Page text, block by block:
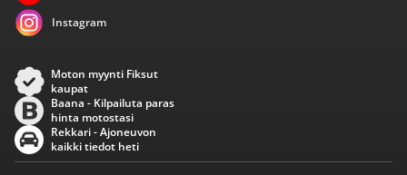
Instagram
Moton myynti Fiksut
kaupat
Baana - Kilpailuta paras
hinta motostasi
Rekkari - Ajoneuvon
kaikki tiedot heti